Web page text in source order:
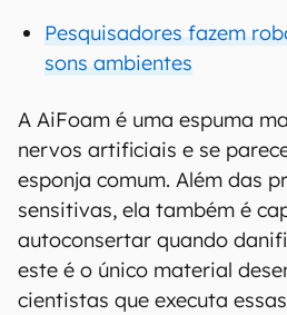
Pesquisadores fazem
sons ambientes
A AiFoam é uma espuma
nervos artificiais e se
esponja comum. Além das
sensitivas, ela também é
autoconsertar quando
este é o único material
cientistas que executa